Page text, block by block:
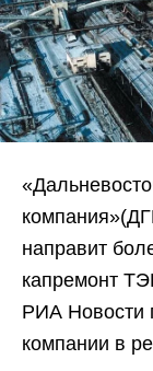
направит
капремонт
РИА Новости
компании в